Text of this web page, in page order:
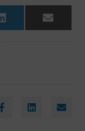
LinkedIn Email